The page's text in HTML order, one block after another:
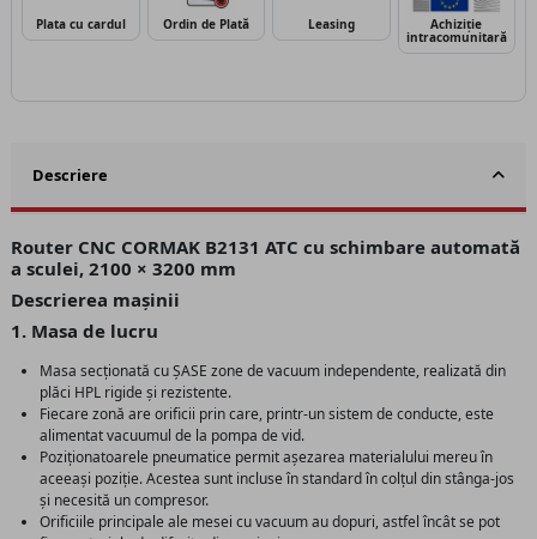
Plata cu cardul Ordin de Plată Leasing Achiziție
intracomunitară
Descriere
Router CNC CORMAK B2131 ATC cu schimbare automată
a sculei, 2100 × 3200 mm
Descrierea mașinii
1. Masa de lucru
Masa secționată cu ȘASE zone de vacuum independente, realizată din
plăci HPL rigide și rezistente.
Fiecare zonă are orificii prin care, printr-un sistem de conducte, este
alimentat vacuumul de la pompa de vid.
Poziționatoarele pneumatice permit așezarea materialului mereu în
aceeași poziție. Acestea sunt incluse în standard în colțul din stânga-jos
și necesită un compresor.
Orificiile principale ale mesei cu vacuum au dopuri, astfel încât se pot